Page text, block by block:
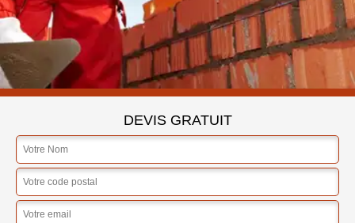
DEVIS GRATUIT